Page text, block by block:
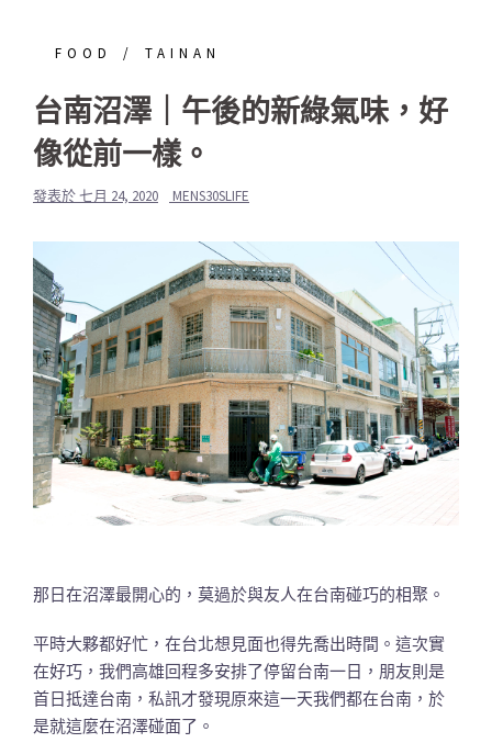
FOOD TAINAN
台南沼澤｜午後的新綠氣味，好
像從前一樣。
發表於七月 24, 2020 MENS30SLIFE
那日在沼澤最開心的，莫過於與友人在台南碰巧的相聚。
平時大夥都好忙，在台北想見面也得先喬出時間。這次實
在好巧，我們高雄回程多安排了停留台南一日，朋友則是
首日抵達台南，私訊才發現原來這一天我們都在台南，於
是就這麼在沼澤碰面了。